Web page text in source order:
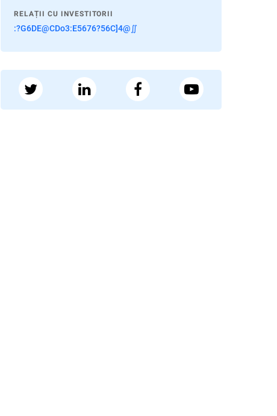
RELAȚII CU INVESTITORII
:?G6DE@CDo3:E5676?56C]4@∬